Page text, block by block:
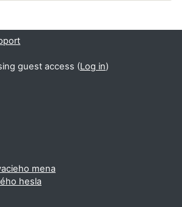
blocks
guest access (Log in)
mena
hesla